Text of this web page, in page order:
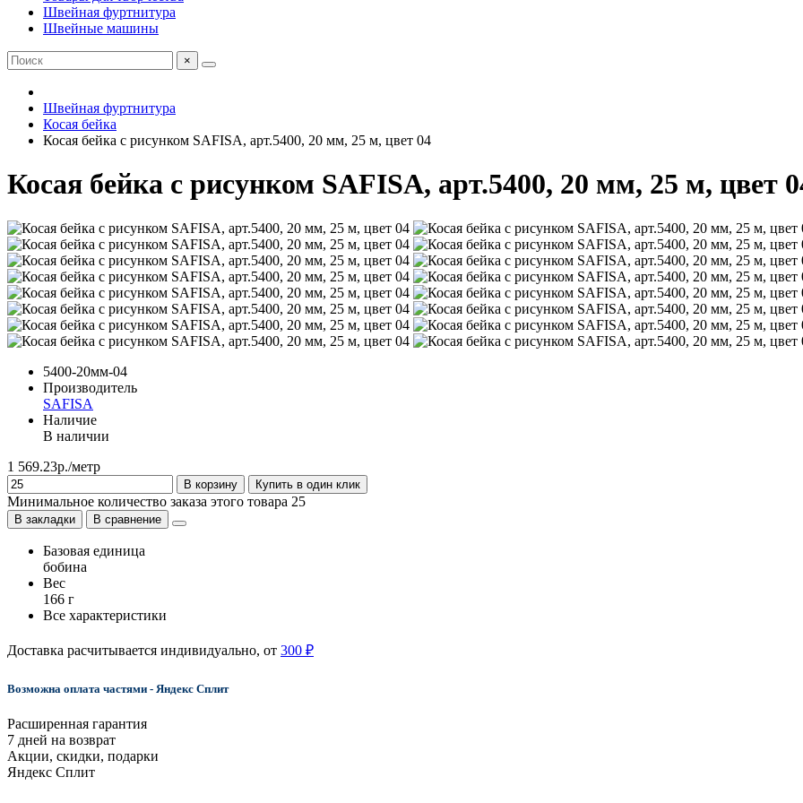
Швейная фуртнитура
Швейные машины
×
Швейная фуртнитура
Косая бейка
Косая бейка с рисунком SAFISA, арт.5400, 20 мм, 25 м, цвет 04
Косая бейка с рисунком SAFISA, арт.5400, 20 мм, 25 м, цвет
5400-20мм-04
Производитель
SAFISA
Наличие
В наличии
1 569.23р./метр
В корзину Купить в один клик
Минимальное количество заказа этого товара 25
В закладки В сравнение
Базовая единица
бобина
Вес
166 г
Все характеристики
Доставка расчитывается индивидуально, от 300 ₽
Возможна оплата частями - Яндекс Сплит
Расширенная гарантия
7 дней на возврат
Акции, скидки, подарки
Яндекс Сплит